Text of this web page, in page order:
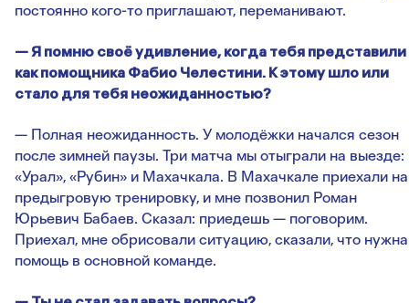
постоянно кого-то приглашают, переманивают.
— Я помню своё удивление, когда тебя представили
как помощника Фабио Челестини. К этому шло или
стало для тебя неожиданностью?
— Полная неожиданность. У молодёжки начался сезон
после зимней паузы. Три матча мы отыграли на выезде:
«Урал», «Рубин» и Махачкала. В Махачкале приехали на
предыгровую тренировку, и мне позвонил Роман
Юрьевич Бабаев. Сказал: приедешь — поговорим.
Приехал, мне обрисовали ситуацию, сказали, что нужна
помощь в основной команде.